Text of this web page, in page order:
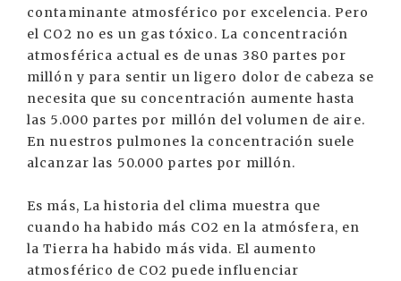
contaminante atmosférico por excelencia. Pero
el CO2 no es un gas tóxico. La concentración
atmosférica actual es de unas 380 partes por
millón y para sentir un ligero dolor de cabeza se
necesita que su concentración aumente hasta
las 5.000 partes por millón del volumen de aire.
En nuestros pulmones la concentración suele
alcanzar las 50.000 partes por millón.
Es más, La historia del clima muestra que
cuando ha habido más CO2 en la atmósfera, en
la Tierra ha habido más vida. El aumento
atmosférico de CO2 puede influenciar